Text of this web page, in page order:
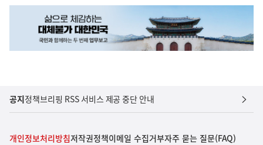
공지정책브리핑 RSS 서비스 제공 중단 안내
개인정보처리방침저작권정책이메일 수집거부자주 묻는 질문(FAQ)